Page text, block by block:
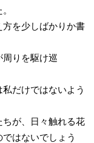
を少しばかりか書
りを駆け巡
だけではないよう
が、日々触れる花
はないでしょう